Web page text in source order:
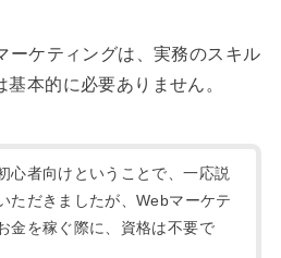
ーケティングは、実務のスキル
本的に必要ありません。
心者向けということで、一応説
ただきましたが、Webマーケテ
金を稼ぐ際に、資格は不要で